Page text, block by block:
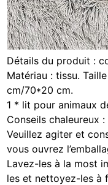
Détails du produit :
Matériau : tissu.
cm/70*20 cm.
1 * lit pour animaux
Conseils chaleureux :
Veuillez agiter et
vous ouvrez
Lavez-les à la most
les et nettoyez-les à